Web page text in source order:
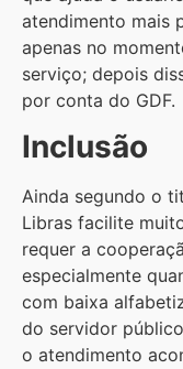
atendimento mais
apenas no
serviço; depois
por conta do GDF.
Inclusão
Ainda segundo o
Libras facilite
requer a
especialmente
com baixa
do servidor
o atendimento